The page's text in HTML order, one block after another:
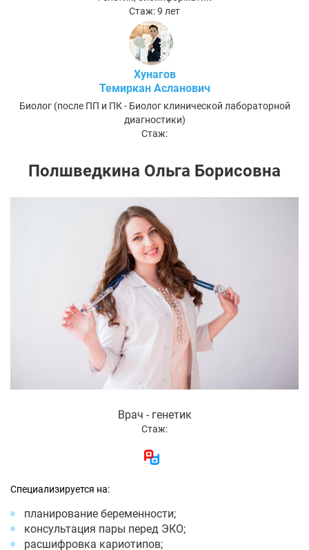
Стаж: 9 лет
Хунагов
Темиркан Асланович
Биолог (после ПП и ПК - Биолог клинической лабораторной
диагностики)
Стаж:
Полшведкина Ольга Борисовна
Врач - генетик
Стаж:
Специализируется на:
планирование беременности;
консультация пары перед ЭКО;
расшифровка кариотипов;